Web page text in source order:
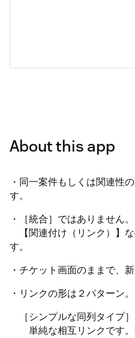
About this app
・同一案件もしくは関連性
す。
・［統合］ではありません。
【関連付け（リンク）】
す。
・チケット画面のままで、
・リンクの形は２パターン
［シンプルな同列タイプ］
単純な相互リンクです。